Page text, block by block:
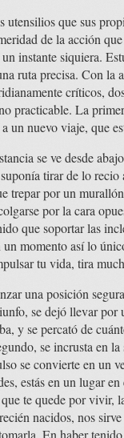
utensilios que sus
de la acción
instante siquiera.
ruta precisa. Con la
críticos,
practicable. La
un nuevo viaje, que
se ve desde
tirar de lo recio
trepar por un
por la cara
que soportar las
un momento así lo
tu vida, tira
una posición
se dejó llevar
y se percató de
se incrusta en
se convierte en un
estás en un lugar
te quede por vivir,
nacidos, nos
En haber